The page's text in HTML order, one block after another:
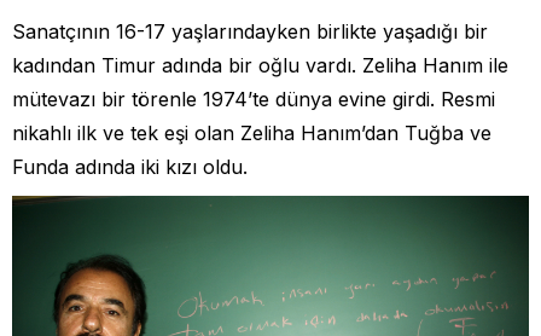
Sanatçının 16-17 yaşlarındayken birlikte yaşadığı bir
kadından Timur adında bir oğlu vardı. Zeliha Hanım ile
mütevazı bir törenle 1974’te dünya evine girdi. Resmi
nikahlı ilk ve tek eşi olan Zeliha Hanım’dan Tuğba ve
Funda adında iki kızı oldu.